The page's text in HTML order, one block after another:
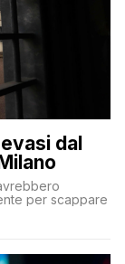
dal
per scappare